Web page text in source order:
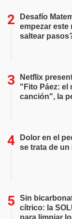
Desafío
empezar este
saltear
Netflix
"Fito Páez: el
canción", la
Dolor en el
se trata de un
Sin
cítrico: la
para limpiar